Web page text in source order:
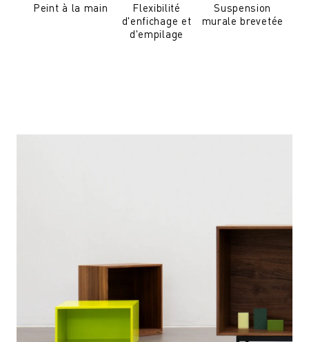
Peint à la main
Flexibilité
d'enfichage et
d'empilage
Suspension
murale brevetée